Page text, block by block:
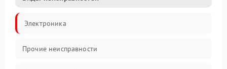
Электроника
Прочие неисправности